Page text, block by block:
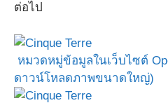
ต่อไป
หมวดหมู่ข้อมูลในเว็บไซต์
ดาวน์โหลดภาพขนาดใหญ่)